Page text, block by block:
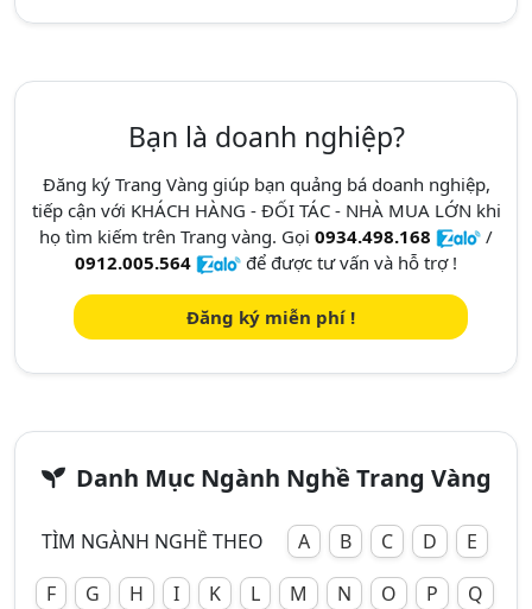
Bạn là doanh nghiệp?
Đăng ký Trang Vàng giúp bạn quảng bá doanh nghiệp,
tiếp cận với KHÁCH HÀNG - ĐỐI TÁC - NHÀ MUA LỚN khi
họ tìm kiếm trên Trang vàng. Gọi 0934.498.168
/
0912.005.564
để được tư vấn và hỗ trợ !
Đăng ký miễn phí !
Danh Mục Ngành Nghề Trang Vàng
TÌM NGÀNH NGHỀ THEO A B C D
E
F
G H I K L M N O P Q